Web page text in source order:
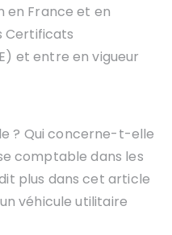
en France et en
Certificats
et entre en vigueur
? Qui concerne-t-elle
comptable dans les
plus dans cet article
véhicule utilitaire